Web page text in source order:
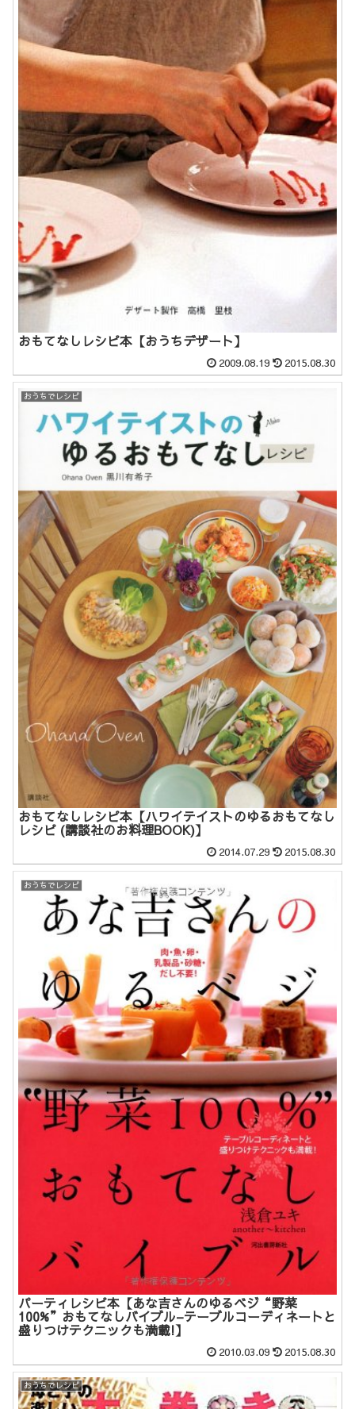
おもてなしレシピ本【おうちデザート】
2009.08.19 2015.08.30
おうちでレシピ
おもてなしレシピ本【ハワイテイストのゆるおもてなし
レシピ (講談社のお料理BOOK)】
2014.07.29 2015.08.30
おうちでレシピ
パーティレシピ本【あな吉さんのゆるベジ“野菜
100%”おもてなしバイブル–テーブルコーディネートと
盛りつけテクニックも満載!】
2010.03.09 2015.08.30
おうちでレシピ